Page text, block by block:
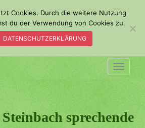
Steinbach sprechende
Cookies. Durch die weitere Nutzung
du der Verwendung von Cookies zu.
DATENSCHUTZERKLÄRUNG